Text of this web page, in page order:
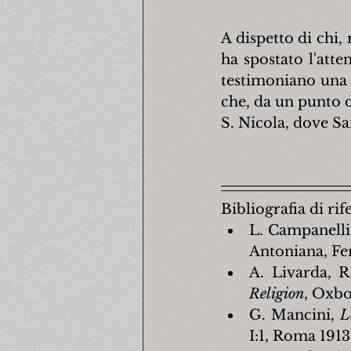
A dispetto di chi,
ha spostato
testimoniano
che, da un punto
S. Nicola, dove
Bibliografia di
L.
Antoniana,
A. Livarda,
Religion,
G. Mancini,
I:1, Roma